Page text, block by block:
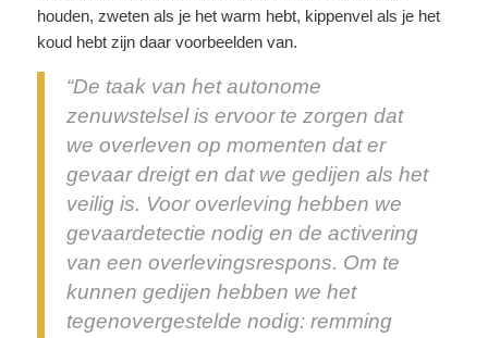
houden, zweten als je het warm hebt, kippenvel als je het
koud hebt zijn daar voorbeelden van.
“De taak van het autonome
zenuwstelsel is ervoor te zorgen dat
we overleven op momenten dat er
gevaar dreigt en dat we gedijen als het
veilig is. Voor overleving hebben we
gevaardetectie nodig en de activering
van een overlevingsrespons. Om te
kunnen gedijen hebben we het
tegenovergestelde nodig: remming